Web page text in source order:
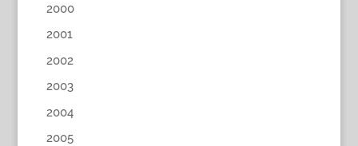
2000
2001
2002
2003
2004
2005